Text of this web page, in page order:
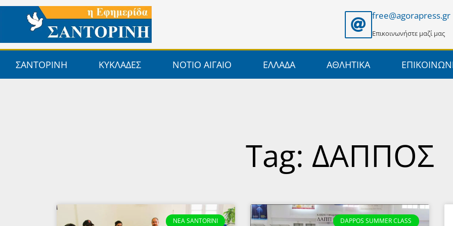
Μετάβαση
περιεχόμενο
free@agorapress.gr
Επικοινωνήστε μαζί μας
ΣΑΝΤΟΡΙΝΗ ΚΥΚΛΑΔΕΣ ΝΟΤΙΟ ΑΙΓΑΙΟ ΕΛΛΑΔΑ ΑΘΛΗΤΙΚΑ
Tag: ΔΑΠΠΟΣ
NEA SANTORINI DAPPOS SUMMER CLASS